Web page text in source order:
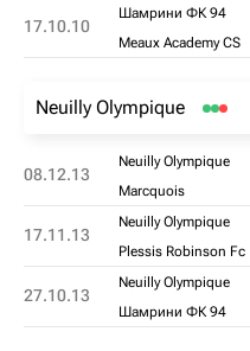
17.10.10
Шамрини ФК 94
Meaux Academy CS
Neuilly Olympique
08.12.13
Neuilly Olympique
Marcquois
17.11.13
Neuilly Olympique
Plessis Robinson Fc
27.10.13
Neuilly Olympique
Шамрини ФК 94